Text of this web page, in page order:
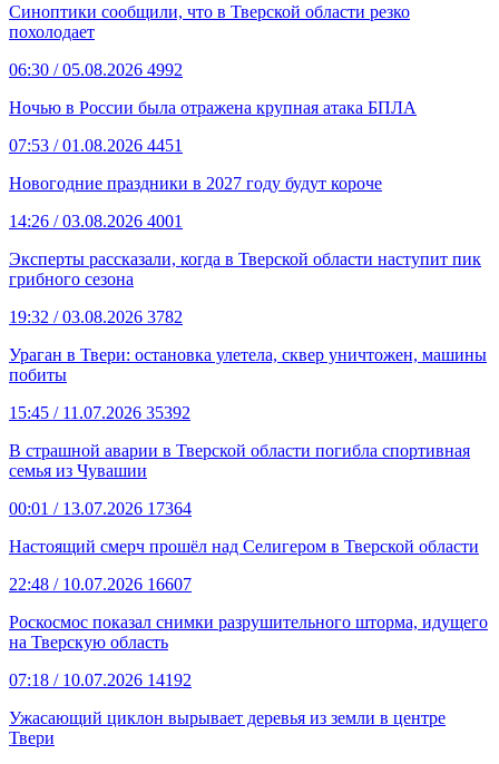
Синоптики сообщили, что в Тверской области резко
похолодает
06:30 / 05.08.2026 4992
Ночью в России была отражена крупная атака БПЛА
07:53 / 01.08.2026 4451
Новогодние праздники в 2027 году будут короче
14:26 / 03.08.2026 4001
Эксперты рассказали, когда в Тверской области наступит пик
грибного сезона
19:32 / 03.08.2026 3782
Ураган в Твери: остановка улетела, сквер уничтожен, машины
побиты
15:45 / 11.07.2026 35392
В страшной аварии в Тверской области погибла спортивная
семья из Чувашии
00:01 / 13.07.2026 17364
Настоящий смерч прошёл над Селигером в Тверской области
22:48 / 10.07.2026 16607
Роскосмос показал снимки разрушительного шторма, идущего
на Тверскую область
07:18 / 10.07.2026 14192
Ужасающий циклон вырывает деревья из земли в центре
Твери